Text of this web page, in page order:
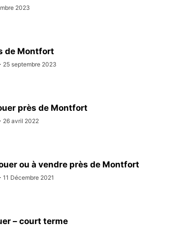
2023
de Montfort
25 septembre 2023
près de Montfort
26 avril 2022
ou à vendre près de Montfort
11 Décembre 2021
– court terme